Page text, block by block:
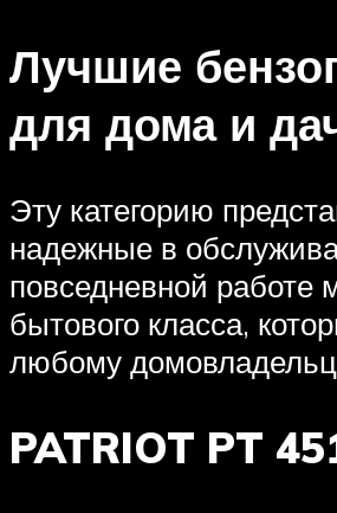
Лучшие
для дома и
Эту категорию
надежные в
повседневной работе
бытового класса,
любому
PATRIOT PT